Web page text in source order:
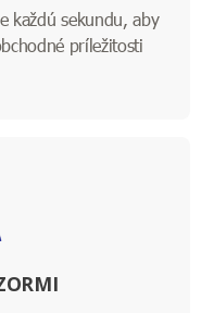
každú sekundu, aby
príležitosti